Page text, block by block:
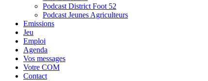
Podcast District Foot 52
Podcast Jeunes Agriculteurs
Emissions
Jeu
Emploi
Agenda
Vos messages
Votre COM
Contact